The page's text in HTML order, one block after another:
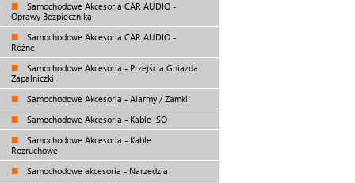
Samochodowe Akcesoria CAR AUDIO -
Oprawy Bezpiecznika
Samochodowe Akcesoria CAR AUDIO -
Różne
Samochodowe Akcesoria - Przejścia Gniazda
Zapalniczki
Samochodowe Akcesoria - Alarmy / Zamki
Samochodowe Akcesoria - Kable ISO
Samochodowe Akcesoria - Kable
Rozruchowe
Samochodowe akcesoria - Narzedzia